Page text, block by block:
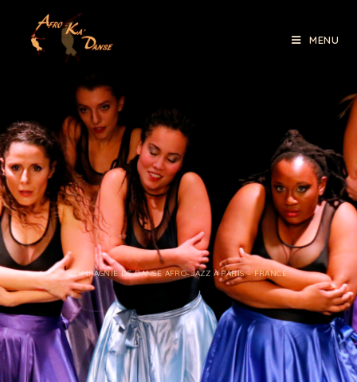
MENU
COMPAGNIE DE DANSE AFRO-JAZZ À PARIS – FRANCE